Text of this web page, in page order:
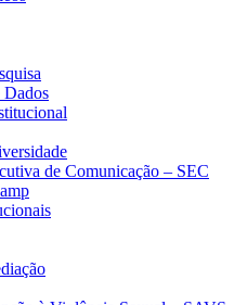
Dados
de Comunicação – SEC